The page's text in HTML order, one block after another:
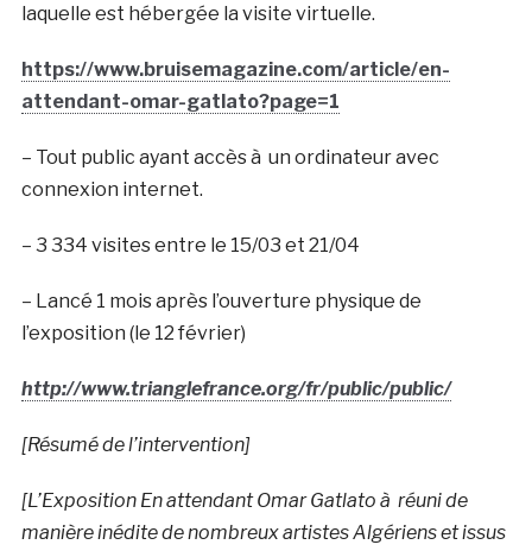
laquelle est hébergée la visite virtuelle.
https://www.bruisemagazine.com/article/en-
attendant-omar-gatlato?page=1
– Tout public ayant accès à un ordinateur avec
connexion internet.
– 3 334 visites entre le 15/03 et 21/04
– Lancé 1 mois après l’ouverture physique de
l’exposition (le 12 février)
http://www.trianglefrance.org/fr/public/public/
[Résumé de l’intervention]
[L’Exposition En attendant Omar Gatlato à réuni de
manière inédite de nombreux artistes Algériens et issus